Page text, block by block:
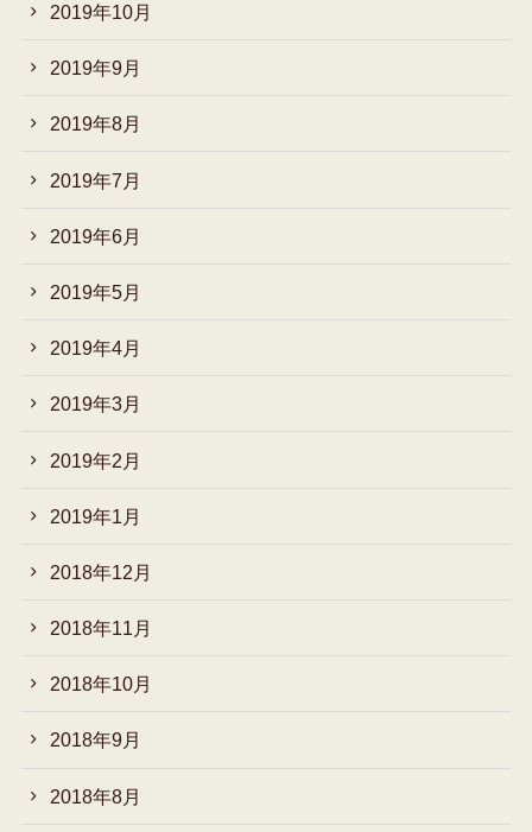
2019年10月
2019年9月
2019年8月
2019年7月
2019年6月
2019年5月
2019年4月
2019年3月
2019年2月
2019年1月
2018年12月
2018年11月
2018年10月
2018年9月
2018年8月